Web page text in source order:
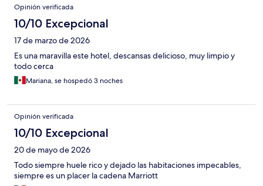
Opinión verificada
10/10 Excepcional
17 de marzo de 2026
Es una maravilla este hotel, descansas delicioso, muy limpio y
todo cerca
Mariana, se hospedó 3 noches
Opinión verificada
10/10 Excepcional
20 de mayo de 2026
Todo siempre huele rico y dejado las habitaciones impecables,
siempre es un placer la cadena Marriott